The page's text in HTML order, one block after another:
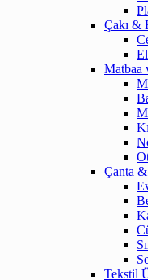
Çakı &
Matbaa
Çanta
Tekstil